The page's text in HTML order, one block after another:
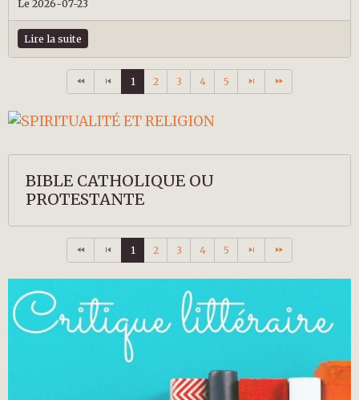
Le 2026-07-23
Lire la suite
1 2 3 4 5
BIBLE CATHOLIQUE OU
PROTESTANTE
1 2 3 4 5